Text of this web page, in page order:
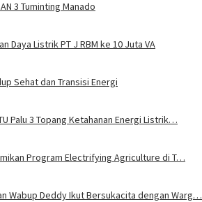
3 Tuminting Manado
Daya Listrik PT J RBM ke 10 Juta VA
Sehat dan Transisi Energi
Palu 3 Topang Ketahanan Energi Listrik…
Program Electrifying Agriculture di T…
Wabup Deddy Ikut Bersukacita dengan Warg…